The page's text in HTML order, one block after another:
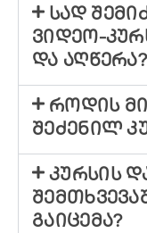
სად
ვიდეო-
და აღწერა?
როდის
შეძენილ
კურსის
გაიცემა?